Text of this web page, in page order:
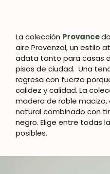
La colección Provance
aire Provenzal, un estilo
adata tanto para casas
pisos de ciudad. Una
regresa con fuerza
calidez y calidad. La
madera de roble macizo,
natural combinado con
negro. Elige entre todas
posibles.